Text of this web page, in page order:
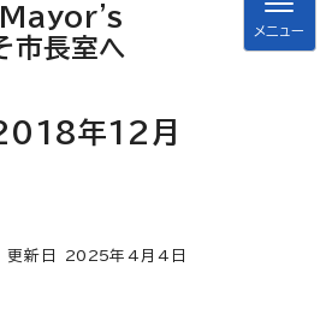
市長室へ
メニュー
年12月
新日 2025年4月4日